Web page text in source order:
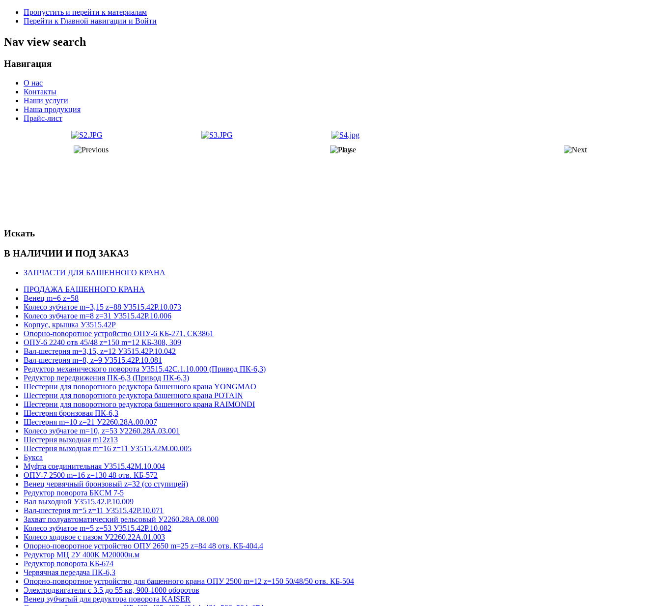
Пропустить и перейти к материалам
Перейти к Главной навигации и Войти
Nav view search
Навигация
О нас
Контакты
Наши услуги
Наша продукция
Прайс-лист
Искать
В НАЛИЧИИ И ПОД ЗАКАЗ
ЗАПЧАСТИ ДЛЯ БАШЕННОГО КРАНА
ПРОДАЖА БАШЕННОГО КРАНА
Венец m=6 z=58
Колесо зубчатое m=3,15 z=88 У3515.42Р.10.073
Колесо зубчатое m=8 z=31 У3515.42Р.10.006
Корпус, крышка У3515.42Р
Опорно-поворотное устройство ОПУ-6 КБ-271, СК3861
ОПУ-6 2240 отв 45/48 z=150 m=12 КБ-308, 309
Вал-шестерня m=3,15, z=12 У3515.42Р.10.042
Вал-шестерня m=8, z=9 У3515.42Р.10.081
Редуктор механического поворота У3515.42С.1.10.000 (Привод ПК-6,3)
Редуктор передвижения ПК-6,3 (Привод ПК-6,3)
Шестерни для поворотного редуктора башенного крана YONGMAO
Шестерни для поворотного редуктора башенного крана POTAIN
Шестерни для поворотного редуктора башенного крана RAIMONDI
Шестерня бронзовая ПК-6,3
Шестерня m=10 z=21 У2260.28А.00.007
Колесо зубчатое m=10, z=53 У2260.28А.03.001
Шестерня выходная m12z13
Шестерня выходная m=16 z=11 У3515.42М.00.005
Букса
Муфта соединительная У3515.42М.10.004
ОПУ-7 2500 m=16 z=130 48 отв. КБ-572
Венец червячный бронзовый z=32 (со ступицей)
Редуктор поворота БКСМ 7-5
Вал выходной У3515.42.Р.10.009
Вал-шестерня m=5 z=11 У3515.42Р.10.071
Захват полуавтоматический рельсовый У2260.28А.08.000
Колесо зубчатое m=5 z=53 У3515.42Р.10.082
Колесо ходовое с пазом У2260.22А.01.003
Опорно-поворотное устройство ОПУ 2650 m=25 z=84 48 отв. КБ-404.4
Редуктор МЦ 2У 400К М20000н.м
Редуктор поворота КБ-674
Червячная передача ПК-6,3
Опорно-поворотное устройство для башенного крана ОПУ 2500 m=12 z=150 50/48/50 отв. КБ-504
Электродвигатели с 3.5 до 55 кв, 900-1000 оборотов
Венец зубчатый для редуктора поворота KAISER